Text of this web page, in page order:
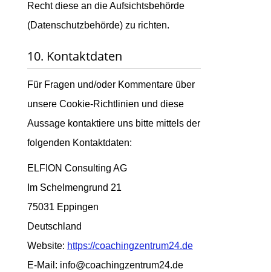
Recht diese an die Aufsichtsbehörde
(Datenschutzbehörde) zu richten.
10. Kontaktdaten
Für Fragen und/oder Kommentare über
unsere Cookie-Richtlinien und diese
Aussage kontaktiere uns bitte mittels der
folgenden Kontaktdaten:
ELFION Consulting AG
Im Schelmengrund 21
75031 Eppingen
Deutschland
Website: https://coachingzentrum24.de
E-Mail: info@coachingzentrum24.de